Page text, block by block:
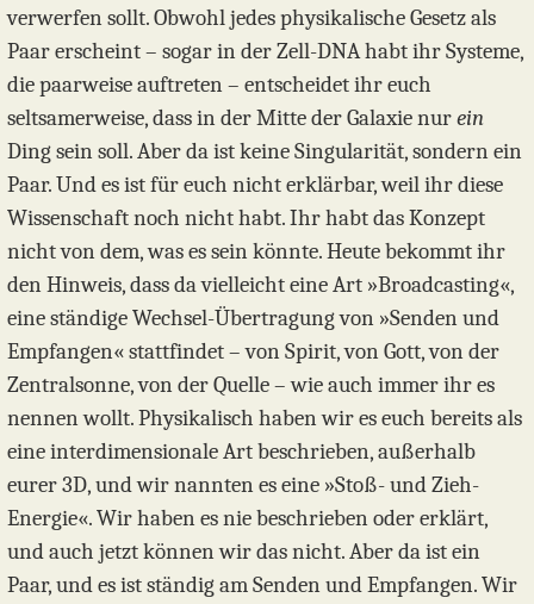
verwerfen sollt. Obwohl jedes physikalische Gesetz als
Paar erscheint – sogar in der Zell-DNA habt ihr Systeme,
die paarweise auftreten – entscheidet ihr euch
seltsamerweise, dass in der Mitte der Galaxie nurein
Ding sein soll. Aber da ist keine Singularität, sondern ein
Paar. Und es ist für euch nicht erklärbar, weil ihr diese
Wissenschaft noch nicht habt. Ihr habt das Konzept
nicht von dem, was es sein könnte. Heute bekommt ihr
den Hinweis, dass da vielleicht eine Art »Broadcasting«,
eine ständige Wechsel-Übertragung von »Senden und
Empfangen« stattfindet – von Spirit, von Gott, von der
Zentralsonne, von der Quelle – wie auch immer ihr es
nennen wollt. Physikalisch haben wir es euch bereits als
eine interdimensionale Art beschrieben, außerhalb
eurer 3D, und wir nannten es eine »Stoß- und Zieh-
Energie«. Wir haben es nie beschrieben oder erklärt,
und auch jetzt können wir das nicht. Aber da ist ein
Paar, und es ist ständig am Senden und Empfangen. Wir